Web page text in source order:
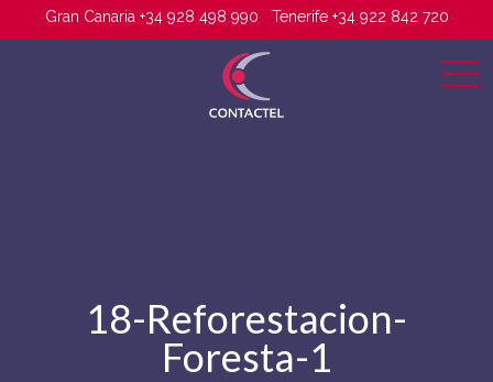
Gran Canaria +34 928 498 990 Tenerife +34 922 842 720
18-Reforestacion-
Foresta-1